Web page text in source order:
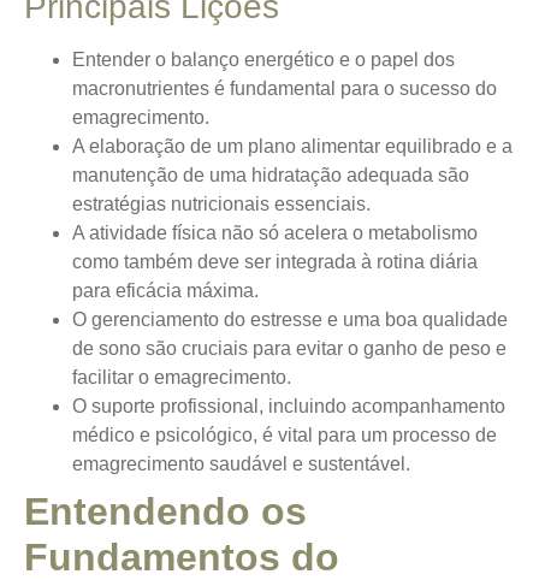
Entender o balanço energético e o papel dos
macronutrientes é fundamental para o sucesso do
emagrecimento.
A elaboração de um plano alimentar equilibrado e a
manutenção de uma hidratação adequada são
estratégias nutricionais essenciais.
A atividade física não só acelera o metabolismo
como também deve ser integrada à rotina diária
para eficácia máxima.
O gerenciamento do estresse e uma boa qualidade
de sono são cruciais para evitar o ganho de peso e
facilitar o emagrecimento.
O suporte profissional, incluindo acompanhamento
médico e psicológico, é vital para um processo de
emagrecimento saudável e sustentável.
Entendendo os
Fundamentos do